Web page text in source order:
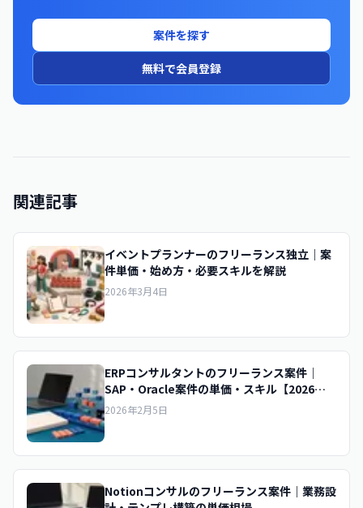
案件を探す
無料で会員登録
関連記事
イベントプランナーのフリーランス独立｜案
件単価・始め方・必要スキルを解説
2026年3月4日
ERPコンサルタントのフリーランス案件｜
SAP・Oracle案件の単価・スキル【2026年
版】
2026年2月5日
Notionコンサルのフリーランス案件｜業務設